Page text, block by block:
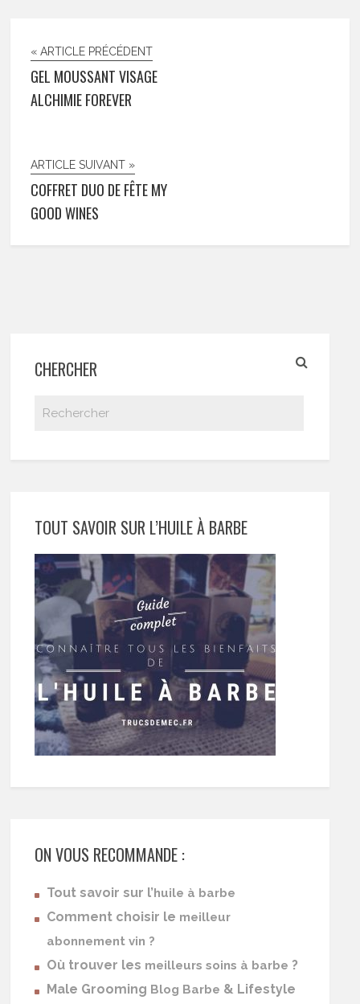
« ARTICLE PRÉCÉDENT
GEL MOUSSANT VISAGE
ALCHIMIE FOREVER
ARTICLE SUIVANT »
COFFRET DUO DE FÊTE MY
GOOD WINES
CHERCHER
TOUT SAVOIR SUR L’HUILE À BARBE
ON VOUS RECOMMANDE :
Tout savoir sur l’huile à barbe
Comment choisir le meilleur
abonnement vin ?
Où trouver les meilleurs soins à barbe ?
Male Grooming Blog Barbe & Lifestyle